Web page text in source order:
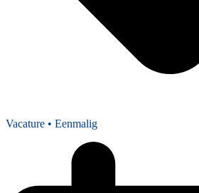
Vacature • Eenmalig